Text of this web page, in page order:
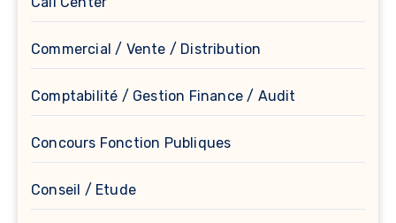
Commercial / Vente / Distribution
Comptabilité / Gestion Finance / Audit
Concours Fonction Publiques
Conseil / Etude